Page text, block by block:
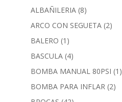
ALBAÑILERIA (8)
ARCO CON SEGUETA (2)
BALERO (1)
BASCULA (4)
BOMBA MANUAL 80PSI (1)
BOMBA PARA INFLAR (2)